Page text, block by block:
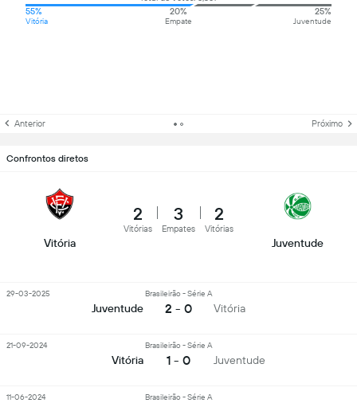
55%
Vitória
20%
Empate
25%
Juventude
Anterior Próximo
Confrontos diretos
Vitória
2
Vitórias
3
Empates
2
Vitórias
Juventude
Juventude
Brasileirão - Série A
2 - 0 Vitória
29-03-2025
Vitória
Brasileirão - Série A
1 - 0 Juventude
21-09-2024
Brasileirão - Série A
11-06-2024